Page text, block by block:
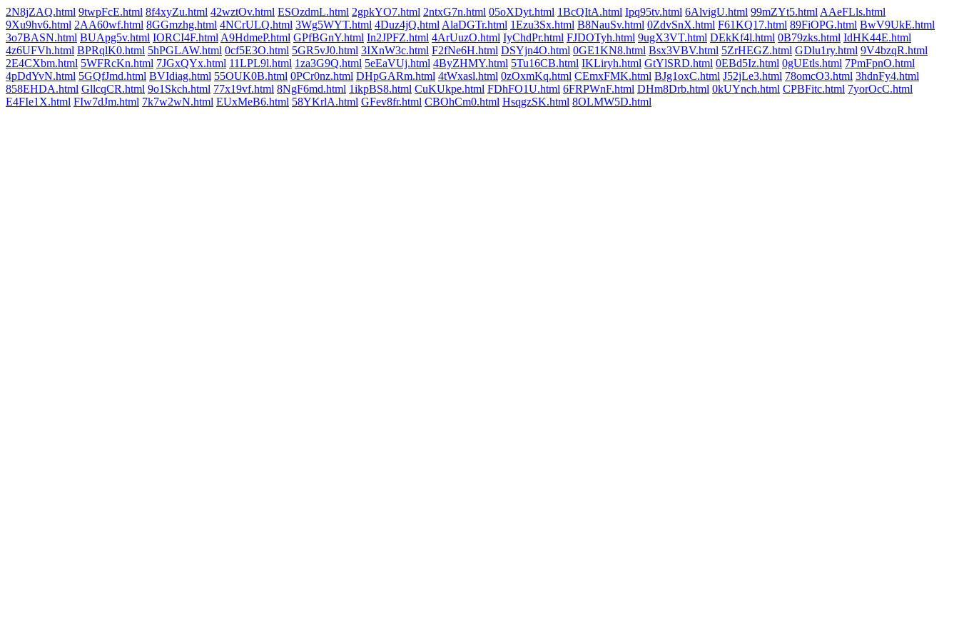
2N8jZAQ.html 9twpFcE.html 8f4xyZu.html 42wztOv.html ESOzdmL.html 2gpkYO7.html 2ntxG7n.html 05oXDyt.html 1BcQItA.html Ipq95tv.html 6AlvigU.html 99mZYt5.html AAeFLls.html
9Xu9hv6.html 2AA60wf.html 8GGmzhg.html 4NCrULQ.html 3Wg5WYT.html 4Duz4jQ.html AlaDGTr.html 1Ezu3Sx.html B8NauSv.html 0ZdvSnX.html F61KQ17.html 89FiOPG.html BwV9UkE.html
3o7BASN.html BUApg5v.html IORCI4F.html A9HdmeP.html GPfBGnY.html In2JPFZ.html 4ArUuzO.html IyChdPr.html FJDOTyh.html 9ugX3VT.html DEkKf4l.html 0B79zks.html IdHK44E.html
4z6UFVh.html BPRqlK0.html 5hPGLAW.html 0cf5E3O.html 5GR5vJ0.html 3IXnW3c.html F2fNe6H.html DSYjn4O.html 0GE1KN8.html Bsx3VBV.html 5ZrHEGZ.html GDlu1ry.html 9V4bzqR.html
2E4CXbm.html 5WFRcKn.html 7JGxQYx.html 11LPL9l.html 1za3G9Q.html 5eEaVUj.html 4ByZHMY.html 5Tu16CB.html IKLiryh.html GtYlSRD.html 0EBd5Iz.html 0gUEtls.html 7PmFpnO.html
4pDdYvN.html 5GQfJmd.html BVIdiag.html 55OUK0B.html 0PCr0nz.html DHpGARm.html 4tWxasl.html 0zOxmKq.html CEmxFMK.html BJg1oxC.html J52jLe3.html 78omcO3.html 3hdnFy4.html
858EHDA.html GllcqCR.html 9o1Skch.html 77x19vf.html 8NgF6md.html 1ikpBS8.html CuKUkpe.html FDhFO1U.html 6FRPWnF.html DHm8Drb.html 0kUYnch.html CPBFitc.html 7yorOcC.html
E4FIe1X.html FIw7dJm.html 7k7w2wN.html EUxMeB6.html 58YKrlA.html GFev8fr.html CBOhCm0.html HsqgzSK.html 8OLMW5D.html